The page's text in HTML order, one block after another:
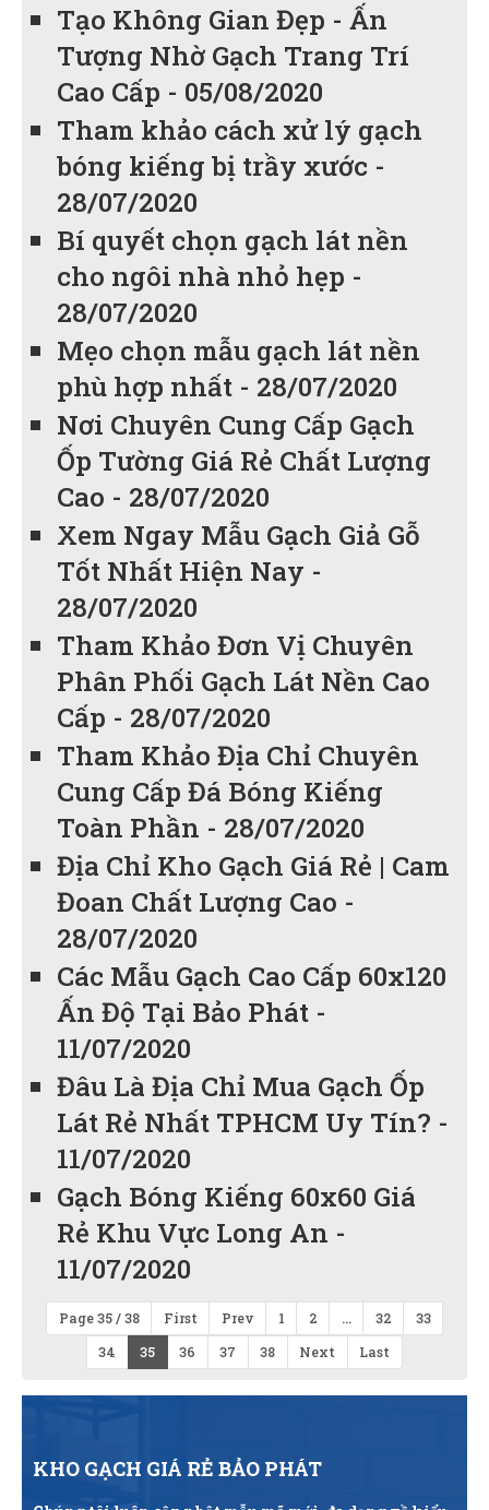
Tạo Không Gian Đẹp - Ấn
Tượng Nhờ Gạch Trang Trí
Cao Cấp - 05/08/2020
Tham khảo cách xử lý gạch
bóng kiếng bị trầy xước -
28/07/2020
Bí quyết chọn gạch lát nền
cho ngôi nhà nhỏ hẹp -
28/07/2020
Mẹo chọn mẫu gạch lát nền
phù hợp nhất - 28/07/2020
Nơi Chuyên Cung Cấp Gạch
Ốp Tường Giá Rẻ Chất Lượng
Cao - 28/07/2020
Xem Ngay Mẫu Gạch Giả Gỗ
Tốt Nhất Hiện Nay -
28/07/2020
Tham Khảo Đơn Vị Chuyên
Phân Phối Gạch Lát Nền Cao
Cấp - 28/07/2020
Tham Khảo Địa Chỉ Chuyên
Cung Cấp Đá Bóng Kiếng
Toàn Phần - 28/07/2020
Địa Chỉ Kho Gạch Giá Rẻ | Cam
Đoan Chất Lượng Cao -
28/07/2020
Các Mẫu Gạch Cao Cấp 60x120
Ấn Độ Tại Bảo Phát -
11/07/2020
Đâu Là Địa Chỉ Mua Gạch Ốp
Lát Rẻ Nhất TPHCM Uy Tín? -
11/07/2020
Gạch Bóng Kiếng 60x60 Giá
Rẻ Khu Vực Long An -
11/07/2020
Page 35 / 38 First Prev 1 2 ... 32
33
34
35 36 37 38 Next Last
KHO GẠCH GIÁ RẺ BẢO PHÁT